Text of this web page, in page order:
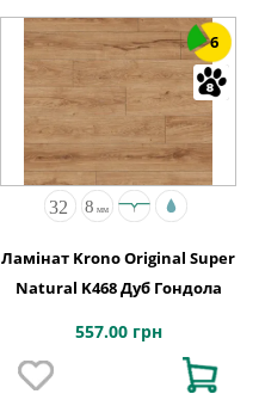
6
Ламінат Krono Original Super
Natural K468 Дуб Гондола
557.00 грн